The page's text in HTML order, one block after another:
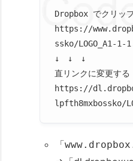
Dropbox でクリッ
https://
ssko/LOGO_A1-
↓ ↓ ↓
直リンクに変更する
https://
lpfth8mxbossko/
「